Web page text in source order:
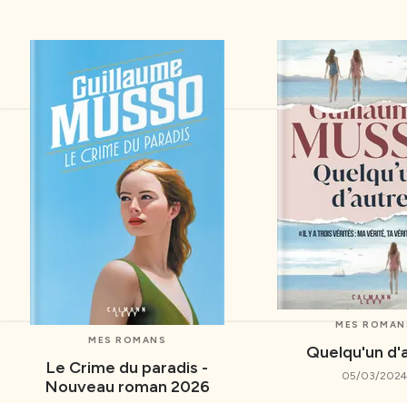
MES ROMANS
Le Crime du paradis -
Nouveau roman 2026
MES
Quelqu'un
05/03/2024